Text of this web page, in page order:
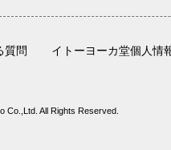
質問 イトーヨーカ堂個人情
Co.,Ltd. All Rights Reserved.